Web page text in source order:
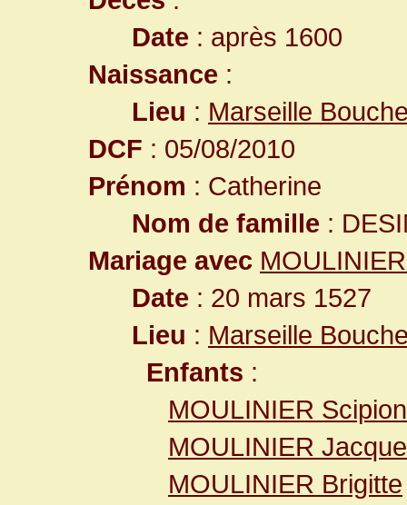
Date : après 1600
Naissance :
Lieu : Marseille
DCF : 05/08/2010
Prénom : Catherine
Nom de famille :
Mariage avec
Date : 20 mars 1527
Lieu : Marseille
Enfants :
MOULINIER
MOULINIER
MOULINIER Brigitte